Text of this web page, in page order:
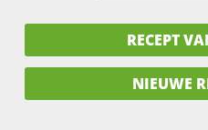
RECEPT
NIEUWE